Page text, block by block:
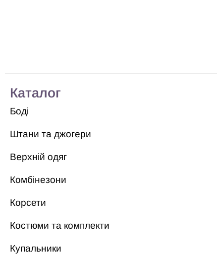
Каталог
Боді
Штани та джогери
Верхній одяг
Комбінезони
Корсети
Костюми та комплекти
Купальники